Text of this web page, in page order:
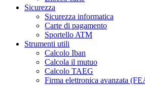
Sicurezza
Sicurezza informatica
Carte di pagamento
Sportello ATM
Strumenti utili
Calcolo Iban
Calcola il mutuo
Calcolo TAEG
Firma elettronica avanzata